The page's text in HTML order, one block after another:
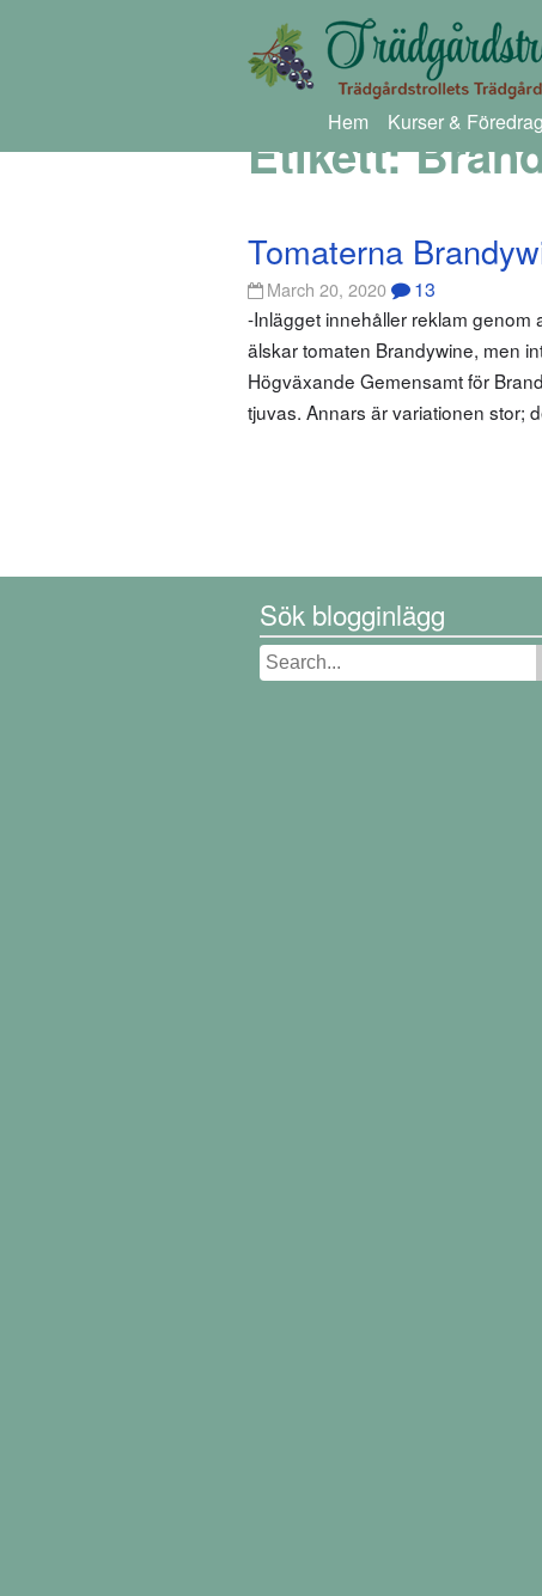
Hem Kurser & Föredrag
Etikett:
Tomaterna
March 20, 2020 13
-Inlägget innehåller reklam genom
älskar tomaten Brandywine, men
Högväxande Gemensamt för
tjuvas. Annars är variationen stor;
Sök blogginlägg